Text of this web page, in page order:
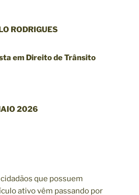
RODRIGUES
em Direito de Trânsito
2026
que possuem
ativo vêm passando por